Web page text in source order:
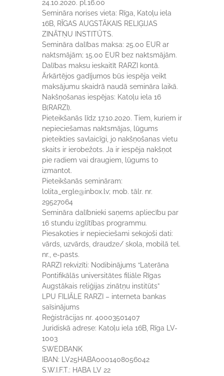
24.10.2020. pl.16.00
Semināra norises vieta: Rīga, Katoļu iela
16B, RĪGAS AUGSTĀKAIS RELIĢIJAS
ZINĀTŅU INSTITŪTS.
Semināra dalības maksa: 25.00 EUR ar
naktsmājām; 15.00 EUR bez naktsmājām.
Dalības maksu ieskaitīt RARZI kontā.
Ārkārtējos gadījumos būs iespēja veikt
maksājumu skaidrā naudā semināra laikā.
Nakšņošanas iespējas: Katoļu iela 16
B(RARZI).
Pieteikšanās līdz 17.10.2020. Tiem, kuriem ir
nepieciešamas naktsmājas, lūgums
pieteikties savlaicīgi, jo nakšņošanas vietu
skaits ir ierobežots. Ja ir iespēja nakšņot
pie radiem vai draugiem, lūgums to
izmantot.
Pieteikšanās semināram:
lolita_ergle@inbox.lv; mob. tālr. nr.
29527064
Semināra dalībnieki saņems apliecību par
16 stundu izglītības programmu.
Piesakoties ir nepieciešami sekojoši dati:
vārds, uzvārds, draudze/ skola, mobilā tel.
nr., e-pasts.
RARZI rekvizīti: Nodibinājums “Laterāna
Pontifikālās universitātes filiāle Rīgas
Augstākais reliģijas zinātņu institūts”
LPU FILIĀLE RARZI – interneta bankas
saīsinājums
Reģistrācijas nr. 40003501407
Juridiskā adrese: Katoļu iela 16B, Rīga LV-
1003
SWEDBANK
IBAN: LV25HABA0001408056042
S.W.I.F.T.: HABA LV 22